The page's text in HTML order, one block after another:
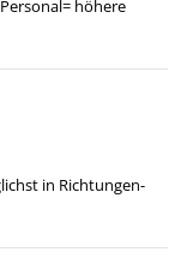
höhere
in Richtungen-